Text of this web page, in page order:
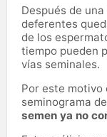
Después de
deferentes
de los
tiempo pueden
vías seminales.
Por este motivo
seminograma
semen ya no